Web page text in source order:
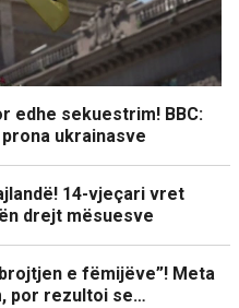
edhe sekuestrim! BBC:
ukrainasve
14-vjeçari vret
drejt mësuesve
e fëmijëve”! Meta
por rezultoi se…